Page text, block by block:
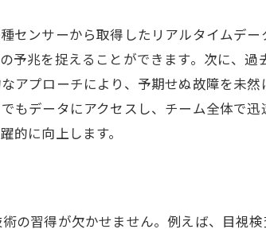
センサーから取得したリアルタイムデ
予兆を捉えることができます。次に、
プローチにより、予期せぬ故障を未然
もデータにアクセスし、チーム全体で
的に向上します。
の習得が欠かせません。例えば、目視